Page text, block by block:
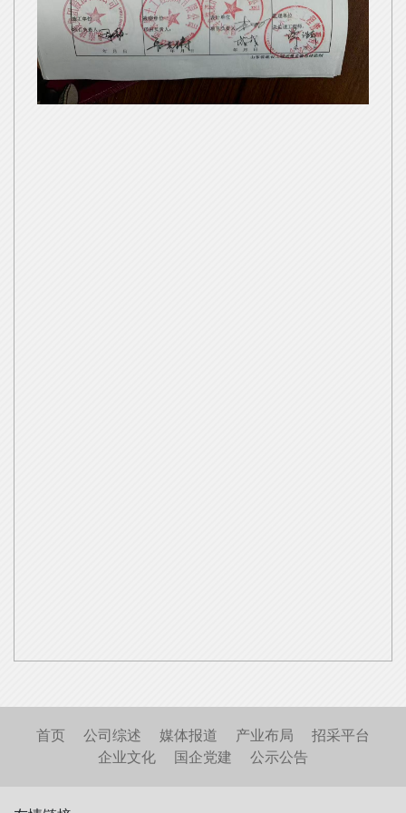
首页 公司综述 媒体报道 产业布局
招采平台
企业文化
国企党建 公示公告